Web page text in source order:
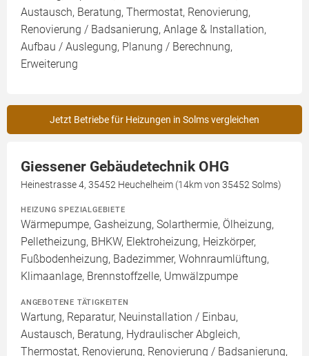
Austausch, Beratung, Thermostat, Renovierung,
Renovierung / Badsanierung, Anlage & Installation,
Aufbau / Auslegung, Planung / Berechnung,
Erweiterung
Jetzt Betriebe für Heizungen in Solms vergleichen
Giessener Gebäudetechnik OHG
Heinestrasse 4, 35452 Heuchelheim (14km von 35452 Solms)
HEIZUNG SPEZIALGEBIETE
Wärmepumpe, Gasheizung, Solarthermie, Ölheizung,
Pelletheizung, BHKW, Elektroheizung, Heizkörper,
Fußbodenheizung, Badezimmer, Wohnraumlüftung,
Klimaanlage, Brennstoffzelle, Umwälzpumpe
ANGEBOTENE TÄTIGKEITEN
Wartung, Reparatur, Neuinstallation / Einbau,
Austausch, Beratung, Hydraulischer Abgleich,
Thermostat, Renovierung, Renovierung / Badsanierung,